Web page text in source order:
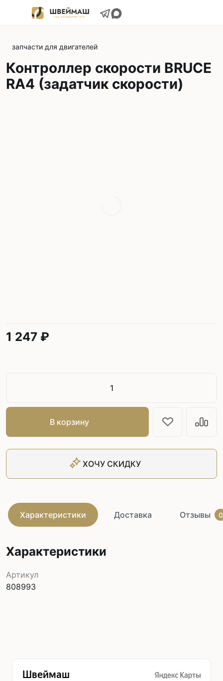
запчасти для двигателей
Контроллер скорости BRUCE
RA4 (задатчик скорости)
1 247 ₽
В корзину
ХОЧУ СКИДКУ
Характеристики Доставка Отзывы 0
Характеристики
Артикул
808993